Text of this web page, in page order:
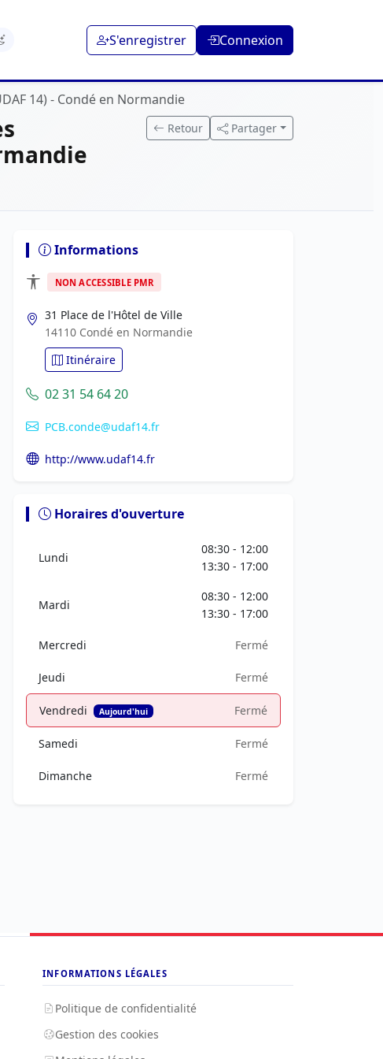
S'enregistrer Connexion
14) - Condé en Normandie
Retour Partager
Informations
NON ACCESSIBLE PMR
31 Place de l'Hôtel de Ville
14110 Condé en Normandie
Itinéraire
02 31 54 64 20
PCB.conde@udaf14.fr
http://www.udaf14.fr
Horaires d'ouverture
Lundi
08:30 - 12:00
13:30 - 17:00
Mardi
08:30 - 12:00
13:30 - 17:00
Mercredi Fermé
Jeudi Fermé
Vendredi Aujourd'hui Fermé
Samedi Fermé
Dimanche Fermé
INFORMATIONS LÉGALES
Politique de confidentialité
Gestion des cookies